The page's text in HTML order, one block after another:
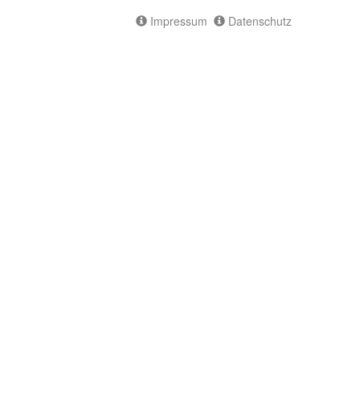
Impressum Datenschutz